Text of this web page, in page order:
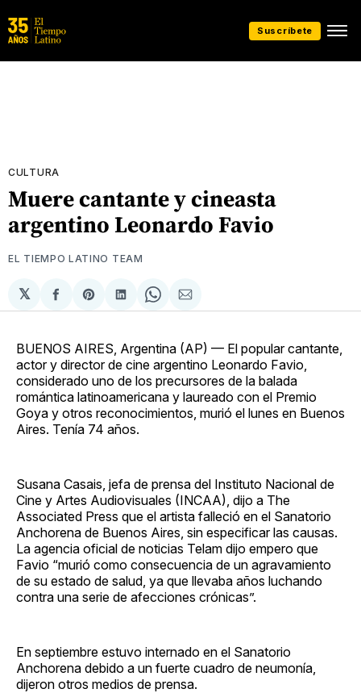
Suscríbete
CULTURA
Muere cantante y cineasta
argentino Leonardo Favio
EL TIEMPO LATINO TEAM
𝕏
Compartir
en
Share
on
Compartir
en
Share
on
Compartir
via
BUENOS AIRES, Argentina (AP) — El popular cantante,
actor y director de cine argentino Leonardo Favio,
considerado uno de los precursores de la balada
romántica latinoamericana y laureado con el Premio
Goya y otros reconocimientos, murió el lunes en Buenos
Aires. Tenía 74 años.
Susana Casais, jefa de prensa del Instituto Nacional de
Cine y Artes Audiovisuales (INCAA), dijo a The
Associated Press que el artista falleció en el Sanatorio
Anchorena de Buenos Aires, sin especificar las causas.
La agencia oficial de noticias Telam dijo empero que
Favio “murió como consecuencia de un agravamiento
de su estado de salud, ya que llevaba años luchando
contra una serie de afecciones crónicas”.
En septiembre estuvo internado en el Sanatorio
Anchorena debido a un fuerte cuadro de neumonía,
dijeron otros medios de prensa.